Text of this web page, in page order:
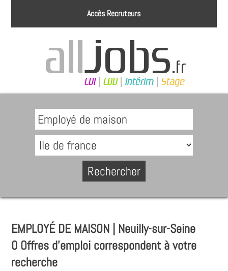
Accès Recruteurs
EMPLOYÉ DE MAISON | Neuilly-sur-Seine
0 Offres d'emploi correspondent à votre
recherche